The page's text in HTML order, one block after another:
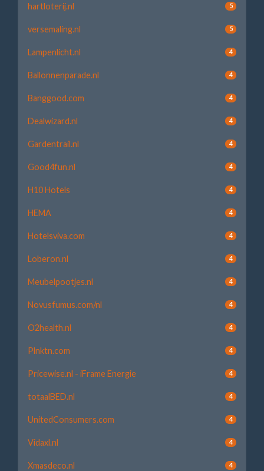
hartloterij.nl 5
versemaling.nl 5
Lampenlicht.nl 4
Ballonnenparade.nl 4
Banggood.com 4
Dealwizard.nl 4
Gardentrail.nl 4
Good4fun.nl 4
H10 Hotels 4
HEMA 4
Hotelsviva.com 4
Loberon.nl 4
Meubelpootjes.nl 4
Novusfumus.com/nl 4
O2health.nl 4
Plnktn.com 4
Pricewise.nl - iFrame Energie 4
totaalBED.nl 4
UnitedConsumers.com 4
Vidaxl.nl 4
Xmasdeco.nl 4